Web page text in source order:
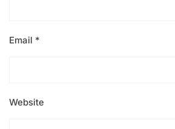
Email *
Website